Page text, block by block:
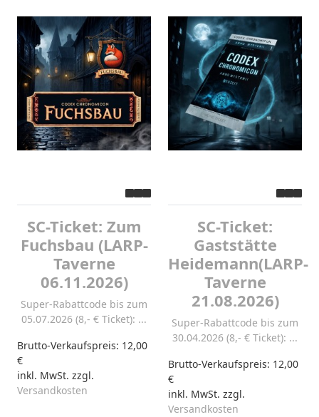
SC-Ticket: Zum
Fuchsbau (LARP-
Taverne
06.11.2026)
Super-Rabattcode bis zum
05.07.2026 (8,- € Ticket): ...
Brutto-Verkaufspreis: 12,00
€
inkl. MwSt. zzgl.
Versandkosten
SC-Ticket:
Gaststätte
Heidemann(LARP-
Taverne
21.08.2026)
Super-Rabattcode bis zum
30.04.2026 (8,- € Ticket): ...
Brutto-Verkaufspreis: 12,00
€
inkl. MwSt. zzgl.
Versandkosten